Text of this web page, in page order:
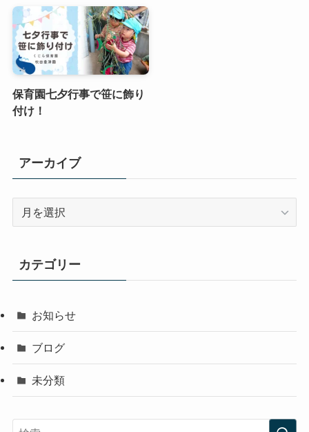
保育園七夕行事で笹に飾り
付け！
アーカイブ
ブ
カテゴリー
お知らせ
ブログ
未分類